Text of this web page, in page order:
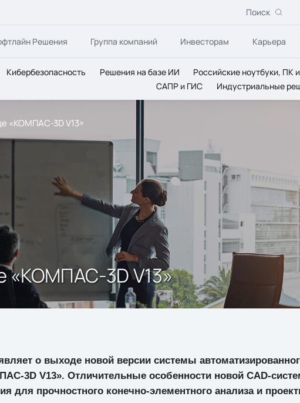
Поиск
Решения Группа компаний Инвесторам Карьера
Кибербезопасность Решения на базе ИИ Российские ноутбуки, ПК
САПР и ГИС
Индустриальные
«КОМПАС-3D V13»
«КОМПАС-3D V13»
о выходе новой версии системы
3D V13». Отличительные особенности новой CAD-
для прочностного конечно-элементного анализа и